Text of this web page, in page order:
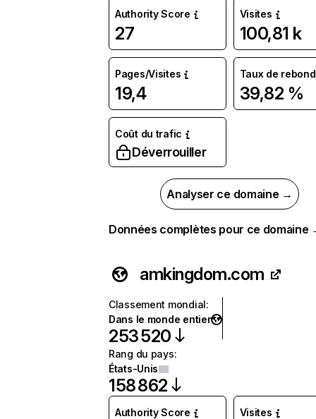
Authority Score
27
Visites
100,81 k
Pages/Visites
19,4
Taux de rebond
39,82 %
Coût du trafic
Déverrouiller
Analyser ce domaine →
Données complètes pour ce domaine
amkingdom.com
Classement mondial:
Dans le monde entier
253 520
Rang du pays:
États-Unis
158 862
Authority Score Visites